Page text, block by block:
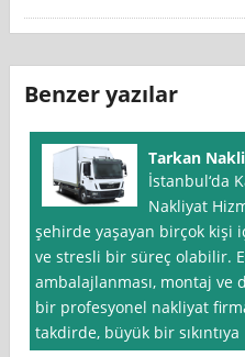
Benzer yazılar
Tarkan
İstanbul‘da
Nakliyat
şehirde yaşayan birçok kişi
ve stresli bir süreç olabilir.
ambalajlanması, montaj ve
bir profesyonel nakliyat
takdirde, büyük bir sıkıntıya